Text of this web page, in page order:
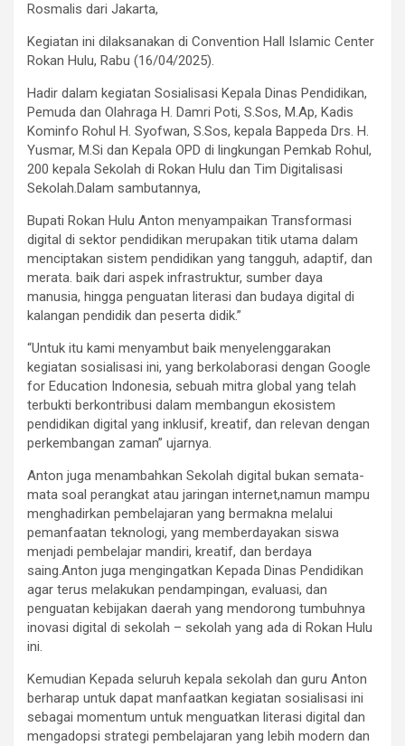
Rosmalis dari Jakarta,
Kegiatan ini dilaksanakan di Convention Hall Islamic Center
Rokan Hulu, Rabu (16/04/2025).
Hadir dalam kegiatan Sosialisasi Kepala Dinas Pendidikan,
Pemuda dan Olahraga H. Damri Poti, S.Sos, M.Ap, Kadis
Kominfo Rohul H. Syofwan, S.Sos, kepala Bappeda Drs. H.
Yusmar, M.Si dan Kepala OPD di lingkungan Pemkab Rohul,
200 kepala Sekolah di Rokan Hulu dan Tim Digitalisasi
Sekolah.Dalam sambutannya,
Bupati Rokan Hulu Anton menyampaikan Transformasi
digital di sektor pendidikan merupakan titik utama dalam
menciptakan sistem pendidikan yang tangguh, adaptif, dan
merata. baik dari aspek infrastruktur, sumber daya
manusia, hingga penguatan literasi dan budaya digital di
kalangan pendidik dan peserta didik.”
“Untuk itu kami menyambut baik menyelenggarakan
kegiatan sosialisasi ini, yang berkolaborasi dengan Google
for Education Indonesia, sebuah mitra global yang telah
terbukti berkontribusi dalam membangun ekosistem
pendidikan digital yang inklusif, kreatif, dan relevan dengan
perkembangan zaman” ujarnya.
Anton juga menambahkan Sekolah digital bukan semata-
mata soal perangkat atau jaringan internet,namun mampu
menghadirkan pembelajaran yang bermakna melalui
pemanfaatan teknologi, yang memberdayakan siswa
menjadi pembelajar mandiri, kreatif, dan berdaya
saing.Anton juga mengingatkan Kepada Dinas Pendidikan
agar terus melakukan pendampingan, evaluasi, dan
penguatan kebijakan daerah yang mendorong tumbuhnya
inovasi digital di sekolah – sekolah yang ada di Rokan Hulu
ini.
Kemudian Kepada seluruh kepala sekolah dan guru Anton
berharap untuk dapat manfaatkan kegiatan sosialisasi ini
sebagai momentum untuk menguatkan literasi digital dan
mengadopsi strategi pembelajaran yang lebih modern dan